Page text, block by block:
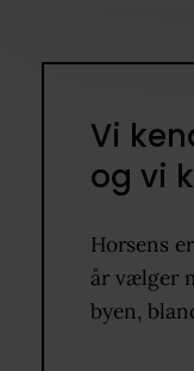
Vi
og vi
Horsens
år vælger
byen,